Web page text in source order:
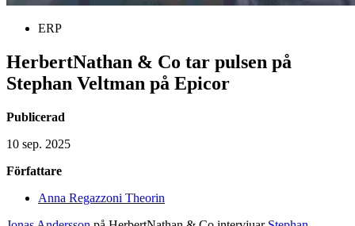
ERP
HerbertNathan & Co tar pulsen på
Stephan Veltman på Epicor
Publicerad
10 sep. 2025
Författare
Anna Regazzoni Theorin